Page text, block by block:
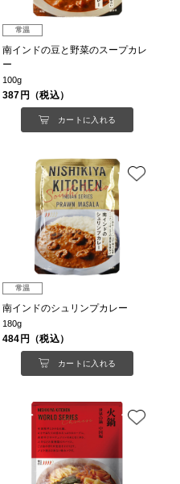
常温
南インドの豆と野菜のスープカレ
ー
100g
387円（税込）
カートに入れる
常温
南インドのシュリンプカレー
180g
484円（税込）
カートに入れる